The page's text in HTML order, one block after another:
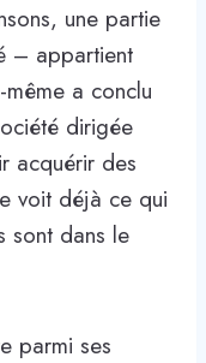
une partie
– appartient
a conclu
dirigée
acquérir des
voit déjà ce qui
sont dans le
parmi ses